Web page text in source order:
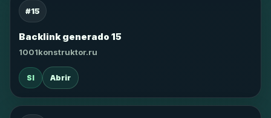
#15
Backlink generado 15
1001konstruktor.ru
SI Abrir